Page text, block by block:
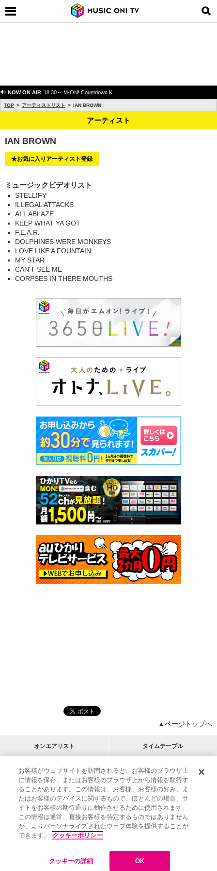
NOW ON AIR 18:30～ M-ON! Countdown K
TOP アーティストリスト IAN BROWN
アーティスト
IAN BROWN
★お気に入りアーティスト登録
ミュージックビデオリスト
STELLIFY
ILLEGAL ATTACKS
ALL ABLAZE
KEEP WHAT YA GOT
F.E.A.R.
DOLPHINES WERE MONKEYS
LOVE LIKE A FOUNTAIN
MY STAR
CAN'T SEE ME
CORPSES IN THERE MOUTHS
▲ページトップへ
オンエアリスト タイムテーブル
プログラムリスト チャート
アーティストリスト
M-ON!
RECOMMEND
リクエスト
インフォメーション | プレゼント&ご招待
MUSIC ON! TV（エムオン!）とは？ | サポート
サイト案内
| エムオン!友の会 | クッキーの詳細
お客様がウェブサイトを訪問されると、お客様のブラウザ上
に情報を保存、またはお客様のブラウザ上から情報を取得す
ることがあります。この情報は、お客様、お客様の好み、ま
たはお客様のデバイスに関するもので、ほとんどの場合、サ
イトをお客様の期待通りに動作させるために使用されます。
この情報は通常、直接お客様を特定するものではありません
が、よりパーソナライズされたウェブ体験を提供することが
できます。
クッキーポリシー
クッキーの詳細 OK